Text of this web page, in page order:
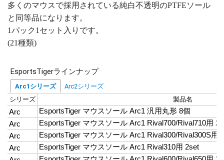
多くのマウスで採用されている純白不透明のPTFEソール
と同等品になります。
1パック1セット入りです。
(21種類)